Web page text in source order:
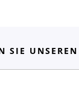
SIE UNSEREN